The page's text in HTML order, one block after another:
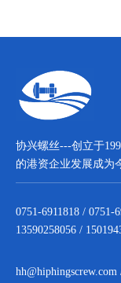
协兴螺丝---创立于
的港资企业发展成为
0751-6911818 / 0751-
13590258056 /
hh@hiphingscrew.com